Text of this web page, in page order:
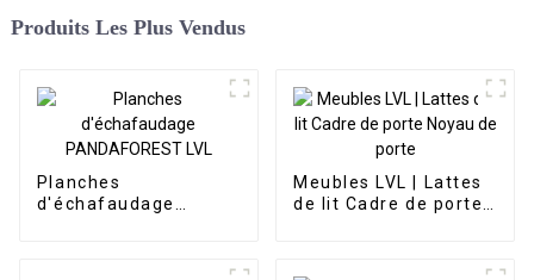
Produits Les Plus Vendus
Planches
d'échafaudage
Meubles LVL | Lattes
de lit Cadre de porte